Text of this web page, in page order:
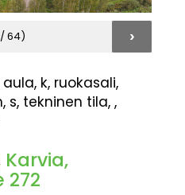
/ 64) ›
k, ruokasali,
s, tekninen tila, ,
Karvia,
272